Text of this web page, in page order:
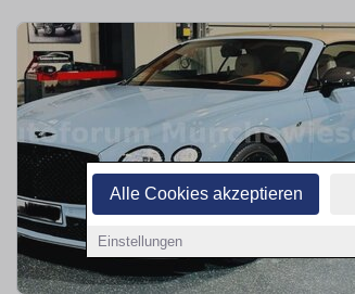
Alle Cookies akzeptieren
Einstellungen